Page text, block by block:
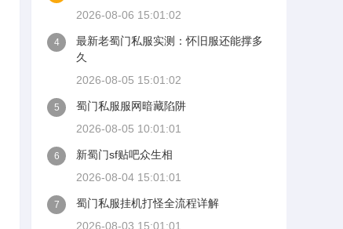
2026-08-06 15:01:02
4
最新老蜀门私服实测：怀旧服还能撑多
久
2026-08-05 15:01:02
5
蜀门私服服网暗藏陷阱
2026-08-05 10:01:01
6
新蜀门sf贴吧众生相
2026-08-04 15:01:01
7
蜀门私服挂机打怪全流程详解
2026-08-03 15:01:01